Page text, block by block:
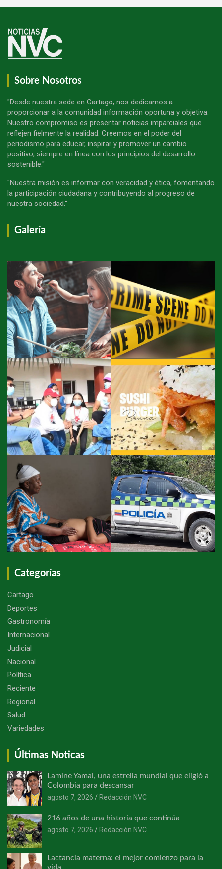
Sobre Nosotros
"Desde nuestra sede en Cartago, nos dedicamos a
proporcionar a la comunidad información oportuna y objetiva.
Nuestro compromiso es presentar noticias imparciales que
reflejen fielmente la realidad. Creemos en el poder del
periodismo para educar, inspirar y promover un cambio
positivo, siempre en línea con los principios del desarrollo
sostenible."
"Nuestra misión es informar con veracidad y ética, fomentando
la participación ciudadana y contribuyendo al progreso de
nuestra sociedad."
Galería
Categorías
Cartago
Deportes
Gastronomía
Internacional
Judicial
Nacional
Política
Reciente
Regional
Salud
Variedades
Últimas Noticas
Lamine Yamal, una estrella mundial que eligió a
Colombia para descansar
agosto 7, 2026
Redacción NVC
216 años de una historia que continúa
agosto 7, 2026
Redacción NVC
Lactancia materna: el mejor comienzo para la
vida